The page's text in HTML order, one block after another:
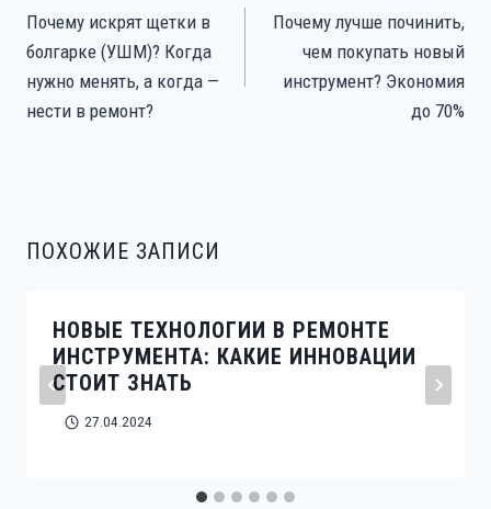
ЗАПИСЯМ
Почему искрят щетки в
болгарке (УШМ)? Когда
нужно менять, а когда —
нести в ремонт?
Почему лучше починить,
чем покупать новый
инструмент? Экономия
до 70%
ПОХОЖИЕ ЗАПИСИ
НОВЫЕ ТЕХНОЛОГИИ В РЕМОНТЕ
ИНСТРУМЕНТА: КАКИЕ ИННОВАЦИИ
СТОИТ ЗНАТЬ
27.04.2024